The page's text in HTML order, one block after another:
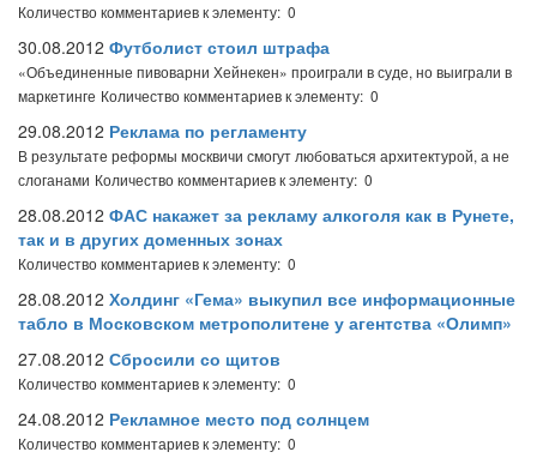
Количество комментариев к элементу: 0
30.08.2012 Футболист стоил штрафа
«Объединенные пивоварни Хейнекен» проиграли в суде, но выиграли в
маркетинге Количество комментариев к элементу: 0
29.08.2012 Реклама по регламенту
В результате реформы москвичи смогут любоваться архитектурой, а не
слоганами Количество комментариев к элементу: 0
28.08.2012 ФАС накажет за рекламу алкоголя как в Рунете,
так и в других доменных зонах
Количество комментариев к элементу: 0
28.08.2012 Холдинг «Гема» выкупил все информационные
табло в Московском метрополитене у агентства «Олимп»
27.08.2012 Сбросили со щитов
Количество комментариев к элементу: 0
24.08.2012 Рекламное место под солнцем
Количество комментариев к элементу: 0